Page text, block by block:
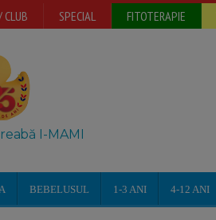
CLUB SPECIAL FITOTERAPIE
I-MAMI
BEBELUSUL 1-3 ANI 4-12 ANI